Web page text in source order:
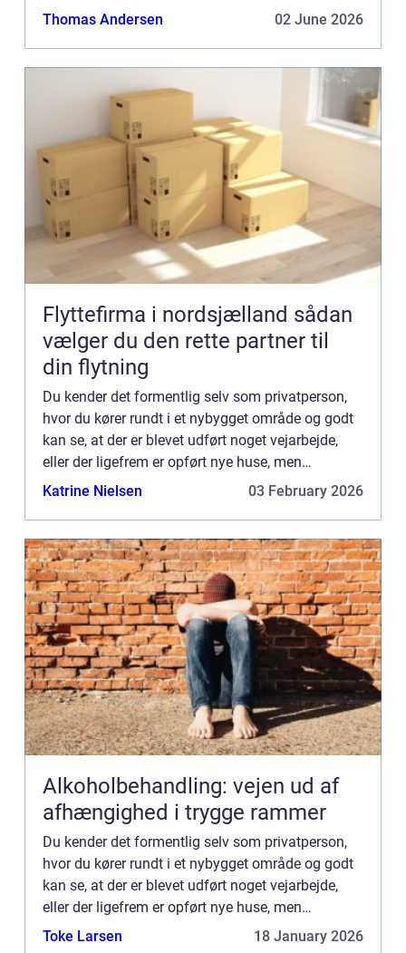
umiddelbart ser det ikke helt f&a...
Thomas Andersen 02 June 2026
Flyttefirma i nordsjælland sådan
vælger du den rette partner til
din flytning
Du kender det formentlig selv som privatperson,
hvor du kører rundt i et nybygget område og godt
kan se, at der er blevet udført noget vejarbejde,
eller der ligefrem er opført nye huse, men
umiddelbart ser det ikke helt f&a...
Katrine Nielsen 03 February 2026
Alkoholbehandling: vejen ud af
afhængighed i trygge rammer
Du kender det formentlig selv som privatperson,
hvor du kører rundt i et nybygget område og godt
kan se, at der er blevet udført noget vejarbejde,
eller der ligefrem er opført nye huse, men
umiddelbart ser det ikke helt f&a...
Toke Larsen 18 January 2026